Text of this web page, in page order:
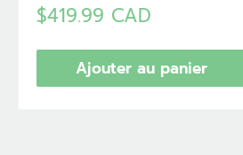
Prix
$419.99 CAD
Ajouter au panier